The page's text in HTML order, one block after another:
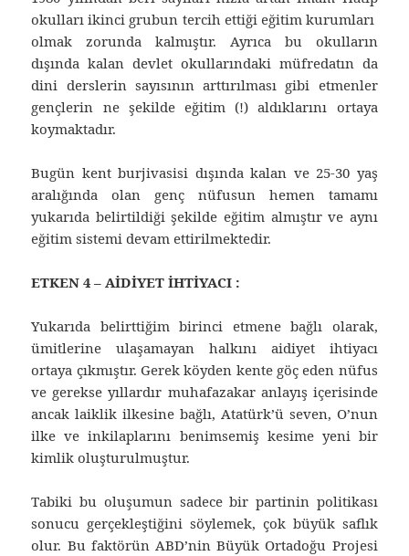
okulları ikinci grubun tercih ettiği eğitim kurumları
olmak zorunda kalmıştır. Ayrıca bu okulların
dışında kalan devlet okullarındaki müfredatın da
dini derslerin sayısının arttırılması gibi etmenler
gençlerin ne şekilde eğitim (!) aldıklarını ortaya
koymaktadır.
Bugün kent burjivasisi dışında kalan ve 25-30 yaş
aralığında olan genç nüfusun hemen tamamı
yukarıda belirtildiği şekilde eğitim almıştır ve aynı
eğitim sistemi devam ettirilmektedir.
ETKEN 4 – AİDİYET İHTİYACI :
Yukarıda belirttiğim birinci etmene bağlı olarak,
ümitlerine ulaşamayan halkını aidiyet ihtiyacı
ortaya çıkmıştır. Gerek köyden kente göç eden nüfus
ve gerekse yıllardır muhafazakar anlayış içerisinde
ancak laiklik ilkesine bağlı, Atatürk’ü seven, O’nun
ilke ve inkilaplarını benimsemiş kesime yeni bir
kimlik oluşturulmuştur.
Tabiki bu oluşumun sadece bir partinin politikası
sonucu gerçekleştiğini söylemek, çok büyük saflık
olur. Bu faktörün ABD’nin Büyük Ortadoğu Projesi